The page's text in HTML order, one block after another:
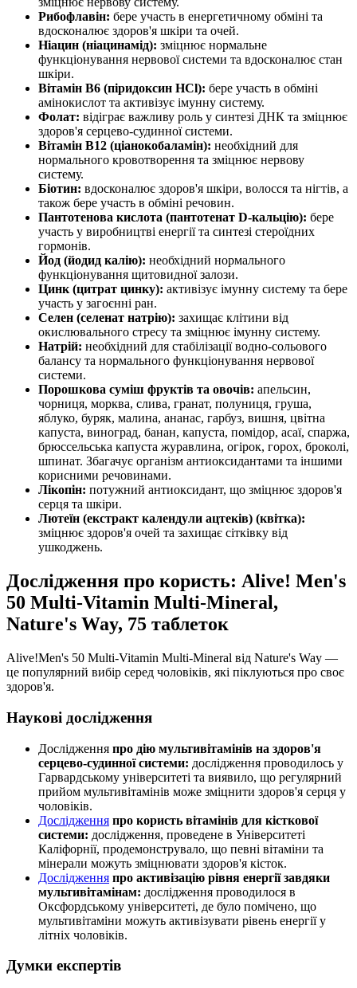
Рибофлавін: бере участь в енергетичному обміні та
вдосконалює здоров'я шкіри та очей.
Ніацин (ніацинамід): зміцнює нормальне
функціонування нервової системи та вдосконалює стан
шкіри.
Вітамін B6 (піридоксин HCl): бере участь в обміні
амінокислот та активізує імунну систему.
Фолат: відіграє важливу роль у синтезі ДНК та зміцнює
здоров'я серцево-судинної системи.
Вітамін B12 (ціанокобаламін): необхідний для
нормального кровотворення та зміцнює нервову
систему.
Біотин: вдосконалює здоров'я шкіри, волосся та нігтів, а
також бере участь в обміні речовин.
Пантотенова кислота (пантотенат D-кальцію): бере
участь у виробництві енергії та синтезі стероїдних
гормонів.
Йод (йодид калію): необхідний нормального
функціонування щитовидної залози.
Цинк (цитрат цинку): активізує імунну систему та бере
участь у загоєнні ран.
Селен (селенат натрію): захищає клітини від
окислювального стресу та зміцнює імунну систему.
Натрій: необхідний для стабілізації водно-сольового
балансу та нормального функціонування нервової
системи.
Порошкова суміш фруктів та овочів: апельсин,
чорниця, морква, слива, гранат, полуниця, груша,
яблуко, буряк, малина, ананас, гарбуз, вишня, цвітна
капуста, виноград, банан, капуста, помідор, асаї, спаржа,
брюссельська капуста журавлина, огірок, горох, броколі,
шпинат. Збагачує організм антиоксидантами та іншими
корисними речовинами.
Лікопін: потужний антиоксидант, що зміцнює здоров'я
серця та шкіри.
Лютеїн (екстракт календули ацтеків) (квітка):
зміцнює здоров'я очей та захищає сітківку від
ушкоджень.
Дослідження про користь: Alive! Men's
50 Multi-Vitamin Multi-Mineral,
Nature's Way, 75 таблеток
Alive!Men's 50 Multi-Vitamin Multi-Mineral від Nature's Way —
це популярний вибір серед чоловіків, які піклуються про своє
здоров'я.
Наукові дослідження
Дослідження про дію мультивітамінів на здоров'я
серцево-судинної системи: дослідження проводилось у
Гарвардському університеті та виявило, що регулярний
прийом мультивітамінів може зміцнити здоров'я серця у
чоловіків.
Дослідження про користь вітамінів для кісткової
системи: дослідження, проведене в Університеті
Каліфорнії, продемонструвало, що певні вітаміни та
мінерали можуть зміцнювати здоров'я кісток.
Дослідження про активізацію рівня енергії завдяки
мультивітамінам: дослідження проводилося в
Оксфордському університеті, де було помічено, що
мультивітаміни можуть активізувати рівень енергії у
літніх чоловіків.
Думки експертів